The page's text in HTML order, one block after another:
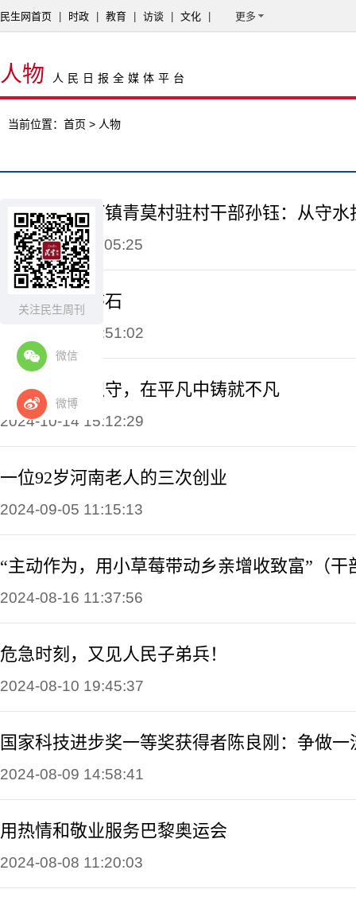
关注民生周刊
微信
微博
民生网首页 时政 教育 访谈 文化 更多
人物 人民日报全媒体平台
当前位置： 首页 > 人物
2024-11-12 16:05:25
爱国之志如磐石
2024-10-23 19:51:02
杨毅：恪尽职守，在平凡中铸就不凡
2024-10-14 15:12:29
一位92岁河南老人的三次创业
2024-09-05 11:15:13
2024-08-16 11:37:56
危急时刻，又见人民子弟兵！
2024-08-10 19:45:37
国家科技进步奖一等奖获得者陈良刚：争做
2024-08-09 14:58:41
用热情和敬业服务巴黎奥运会
2024-08-08 11:20:03